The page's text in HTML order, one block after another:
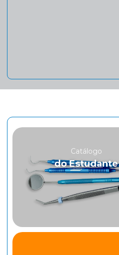
Catálogo
do Estudante